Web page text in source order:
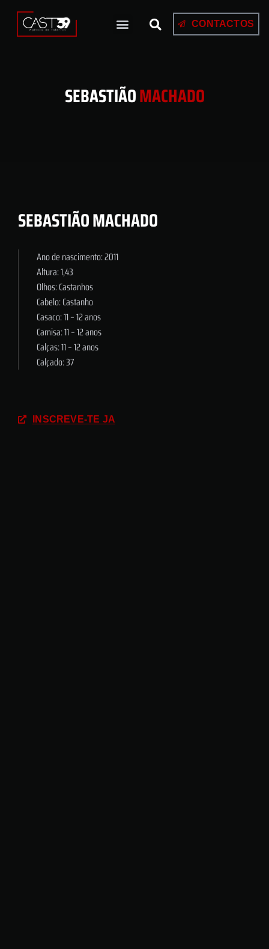
CONTACTOS
SEBASTIÃOMACHADO
SEBASTIÃO MACHADO
Ano de nascimento: 2011
Altura: 1,43
Olhos: Castanhos
Cabelo: Castanho
Casaco: 11 – 12 anos
Camisa: 11 – 12 anos
Calças: 11 – 12 anos
Calçado: 37
INSCREVE-TE JÁ